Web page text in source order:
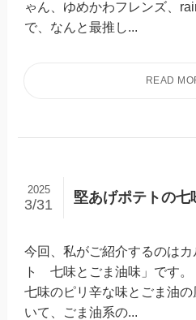
ゃん、ゆめかわフレンズ、
で、なんと最推し...
堅あげポテトの七
2025
3/31
今回、私がご紹介するのは
ト 七味とごま油味」です。
七味のピリ辛な味とごま油
いて、ごま油系の...